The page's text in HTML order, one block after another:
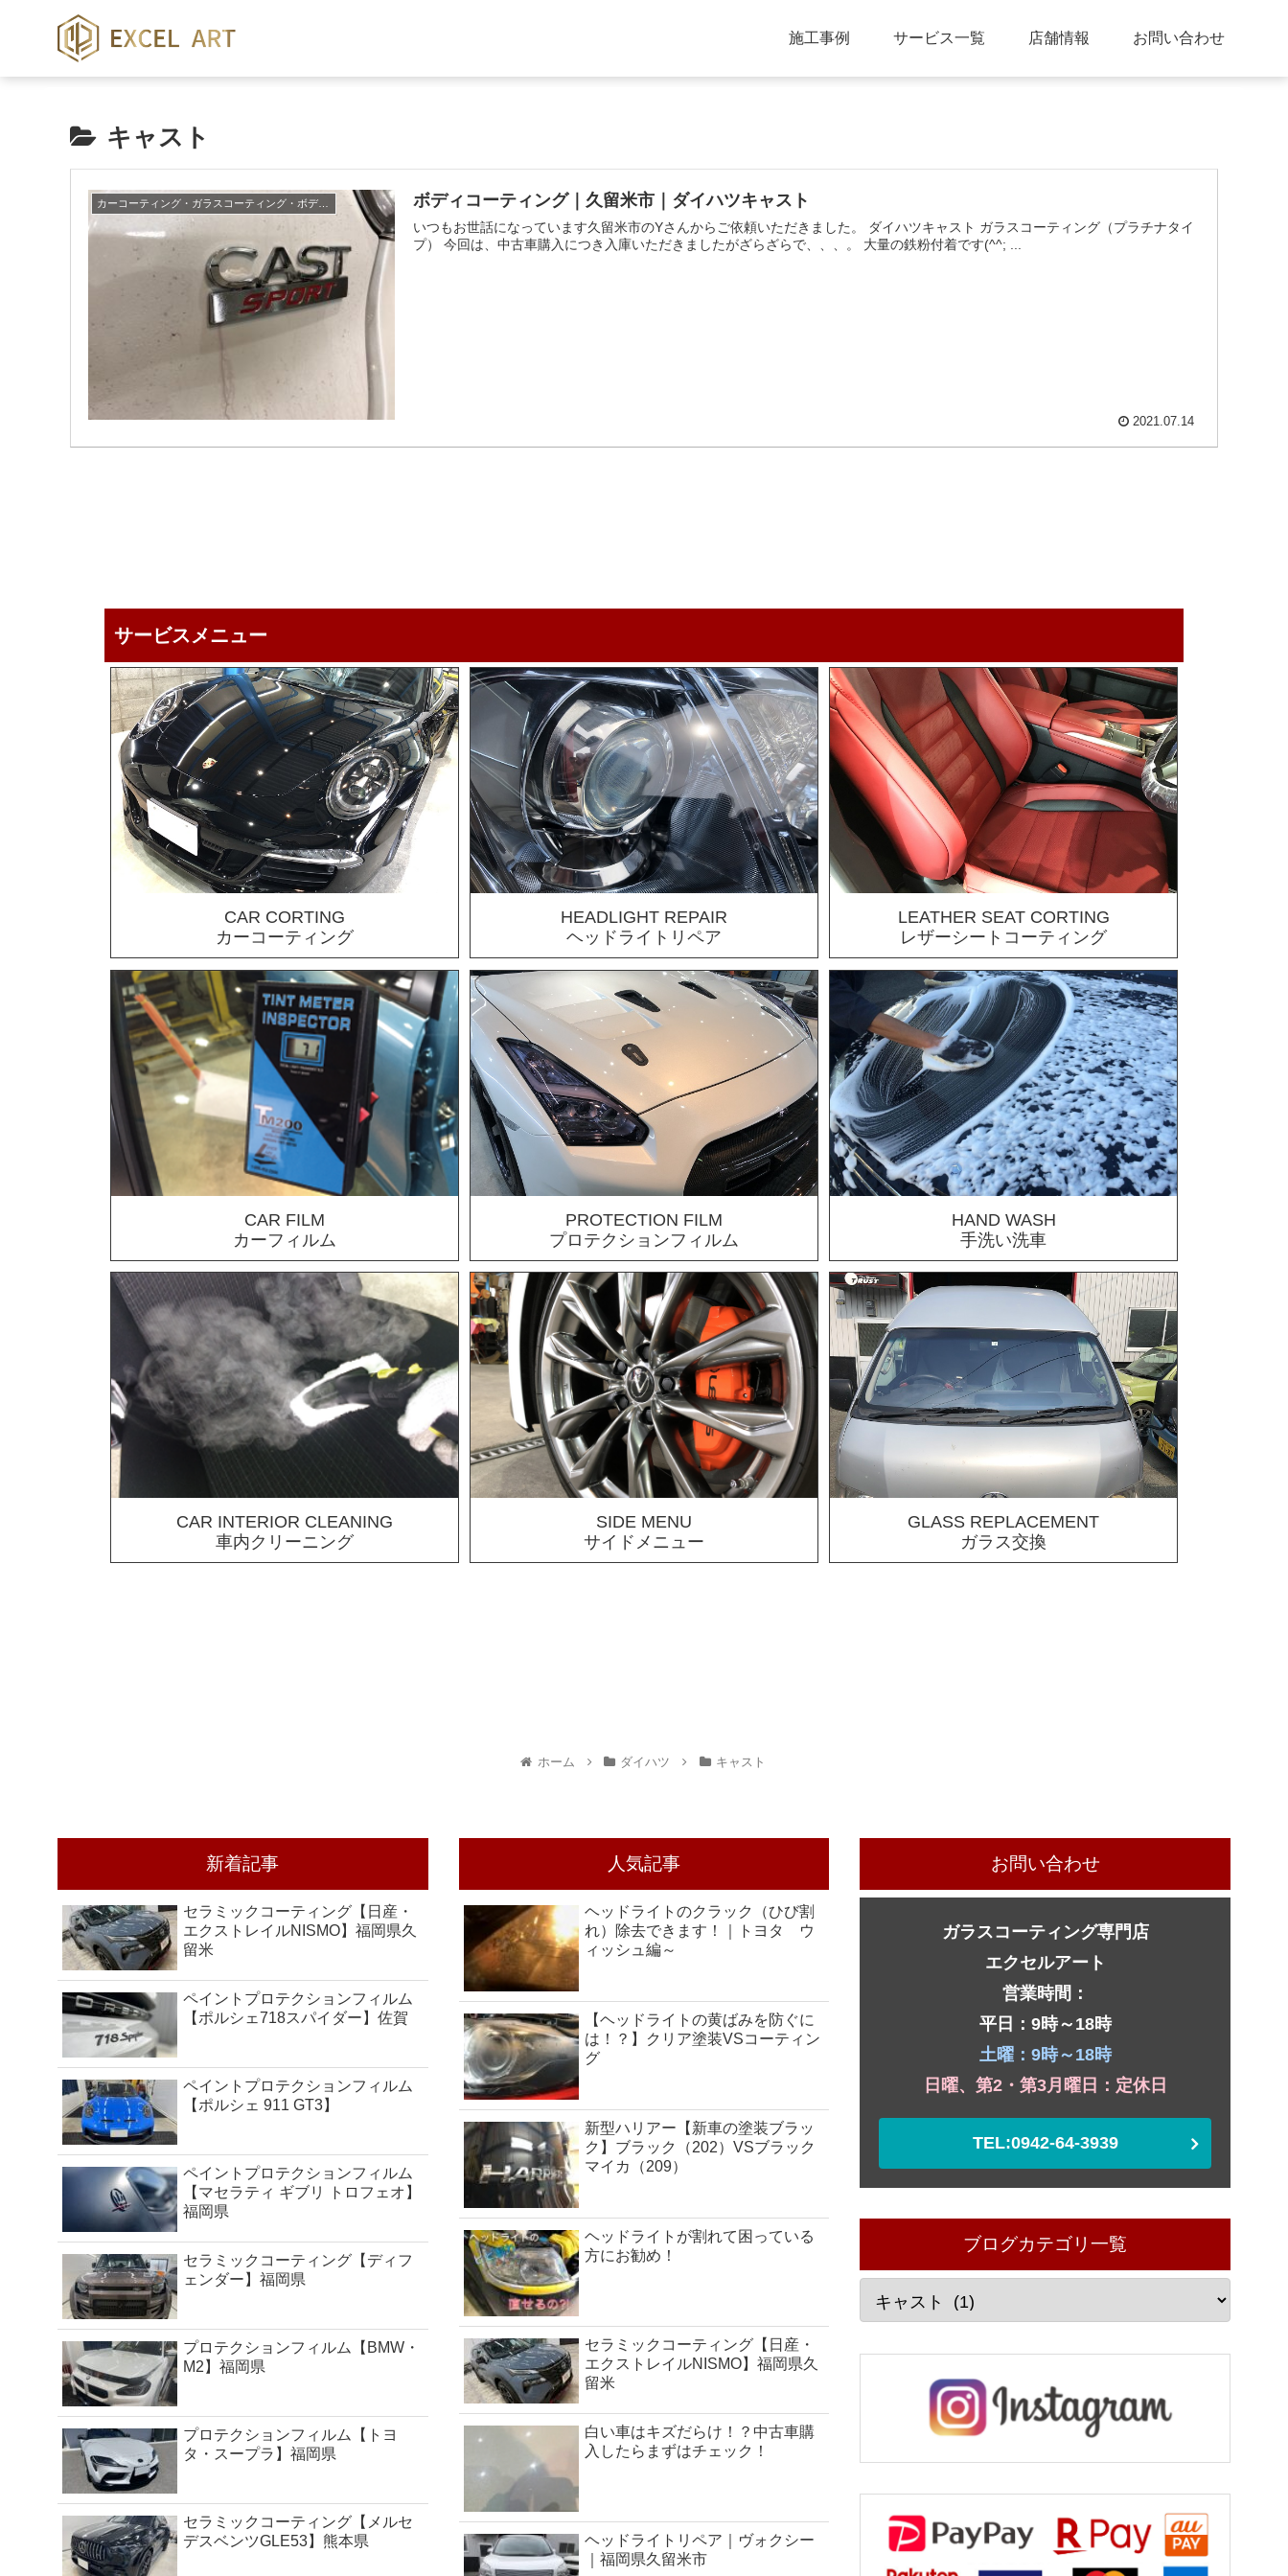
施工事例 サービス一覧 店舗情報 お問い合わせ
キャスト
ボディコーティング｜久留米市｜ダイハツキャスト
いつもお世話になっています久留米市のYさんからご依頼いただきました。 ダイハツキャスト ガラスコーティング（プラチナタイ
プ） 今回は、中古車購入につき入庫いただきましたがざらざらで、、、。 大量の鉄粉付着です(^^; ...
2021.07.14
サービスメニュー
CAR CORTING
カーコーティング
HEADLIGHT REPAIR
ヘッドライトリペア
LEATHER SEAT CORTING
レザーシートコーティング
CAR FILM
カーフィルム
PROTECTION FILM
プロテクションフィルム
HAND WASH
手洗い洗車
CAR INTERIOR CLEANING
車内クリーニング
SIDE MENU
サイドメニュー
GLASS REPLACEMENT
ガラス交換
ホーム ダイハツ キャスト
新着記事
セラミックコーティング【日産・
エクストレイルNISMO】福岡県久
留米
ペイントプロテクションフィルム
【ポルシェ718スパイダー】佐賀
ペイントプロテクションフィルム
【ポルシェ 911 GT3】
ペイントプロテクションフィルム
【マセラティ ギブリ トロフェオ】
福岡県
セラミックコーティング【ディフ
ェンダー】福岡県
プロテクションフィルム【BMW・
M2】福岡県
プロテクションフィルム【トヨ
タ・スープラ】福岡県
セラミックコーティング【メルセ
デスベンツGLE53】熊本県
人気記事
ヘッドライトのクラック（ひび割
れ）除去できます！｜トヨタ ウ
ィッシュ編～
【ヘッドライトの黄ばみを防ぐに
は！？】クリア塗装VSコーティン
グ
新型ハリアー【新車の塗装ブラッ
ク】ブラック（202）VSブラック
マイカ（209）
ヘッドライトが割れて困っている
方にお勧め！
セラミックコーティング【日産・
エクストレイルNISMO】福岡県久
留米
白い車はキズだらけ！？中古車購
入したらまずはチェック！
ヘッドライトリペア｜ヴォクシー
｜福岡県久留米市
お問い合わせ
ガラスコーティング専門店
エクセルアート
営業時間：
平日：9時～18時
土曜：9時～18時
日曜、第2・第3月曜日：定休日
TEL:0942-64-3939
ブログカテゴリ一覧